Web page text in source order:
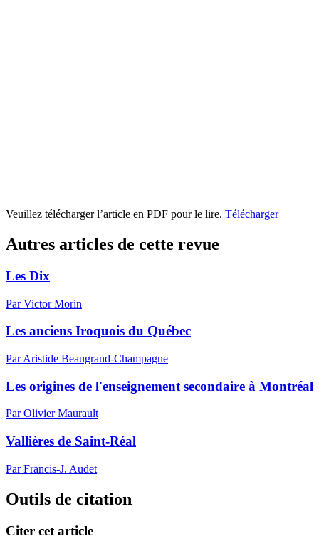
Veuillez télécharger l’article en PDF pour le lire. Télécharger
Autres articles de cette revue
Les Dix
Par Victor Morin
Les anciens Iroquois du Québec
Par Aristide Beaugrand-Champagne
Les origines de l'enseignement secondaire à Montréal
Par Olivier Maurault
Vallières de Saint-Réal
Par Francis-J. Audet
Outils de citation
Citer cet article